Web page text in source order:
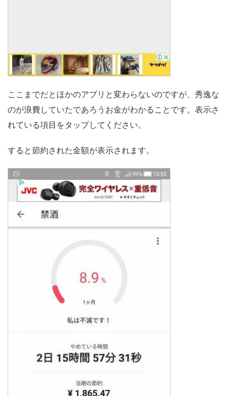
ここまでだとほかのアプリと変わらないのですが、秀逸な
のが浪費していたであろうお金がわかることです。表示さ
れている項目をタップしてください。
すると節約された金額が表示されます。